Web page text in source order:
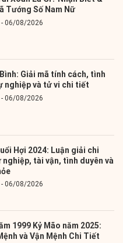
Tướng Số Nam Nữ
06/08/2026
Giải mã tính cách, tình
nghiệp và tử vi chi tiết
06/08/2026
Hợi 2024: Luận giải chi
tài vận, tình duyên và
06/08/2026
1999 Kỷ Mão năm 2025:
và Vận Mệnh Chi Tiết